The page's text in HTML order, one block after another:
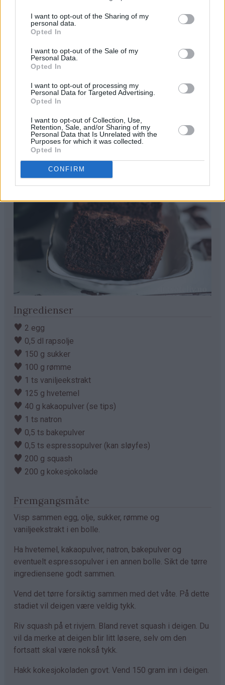
I want to opt-out of the Sharing of my
personal data.
Opted In
I want to opt-out of the Sale of my
Personal Data.
Opted In
I want to opt-out of processing my
Personal Data for Targeted Advertising.
Opted In
I want to opt-out of Collection, Use,
Retention, Sale, and/or Sharing of my
Personal Data that Is Unrelated with the
Purposes for which it was collected.
Opted In
CONFIRM
print
Sjokoladebrød med squash
Ingredienser
♥ 2 egg
♥ 0,5 dl rapsolje
♥ 150 g sukker
♥ 100 g rømme
♥ 1 ts vaniljeekstrakt
♥ 125 g hvetemel
♥ 40 g kakaopulver (se tips)
♥ 1 ts natron
♥ 0,5 ts bakepulver
♥ 0,5 ts espressopulver (kan sløyfes)
♥ 200 g squash
♥ 200 g kokesjokolade
Fremgangsmåte
Visp sammen egg, olje, sukker, rømme og
vaniljeekstrakt i en bolle.
Ha hvetemel, kakaopulver, natron, bakepulver og
eventuelt espressopulver i en annen bolle. Sikt de tørre
ingrediensene godt sammen.
Vend det tørre forsiktig sammen med det våte. På dette
stadiet vil deigen være veldig tykk.
Riv squash på et rivjern. Bland revet squash i deigen. Du
vil da merke at deigen blir litt løsere, selv om den
fortsatt skal være nokså tykk.
Hakk kokesjokoladen grovt. Vend 150 gram inn i deigen.